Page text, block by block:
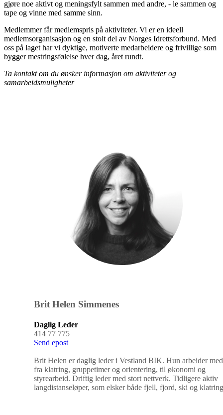
gjøre noe aktivt og meningsfylt sammen med andre, - le sammen og
tape og vinne med samme sinn.
Medlemmer får medlemspris på aktiviteter. Vi er en ideell
medlemsorganisasjon og en stolt del av Norges Idrettsforbund. Med
oss på laget har vi dyktige, motiverte medarbeidere og frivillige som
bygger mestringsfølelse hver dag, året rundt.
Ta kontakt om du ønsker informasjon om aktiviteter og
samarbeidsmuligheter
Brit Helen Simmenes
Daglig Leder
414 77 775
Send epost
Brit Helen er daglig leder i Vestland BIK. Hun arbeider
fra klatring, gruppetimer og orientering, til økonomi og
styrearbeid. Driftig leder med stort nettverk. Tidligere aktiv
langdistanseløper, som elsker både fjell, fjord, ski og